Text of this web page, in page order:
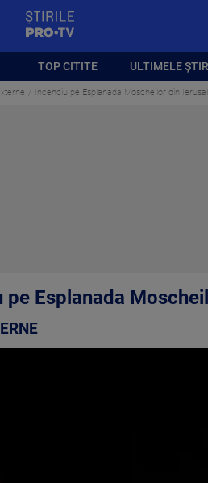
TOP CITITE ULTIMELE
Incendiu pe Esplanada Moscheilor din
pe Esplanada